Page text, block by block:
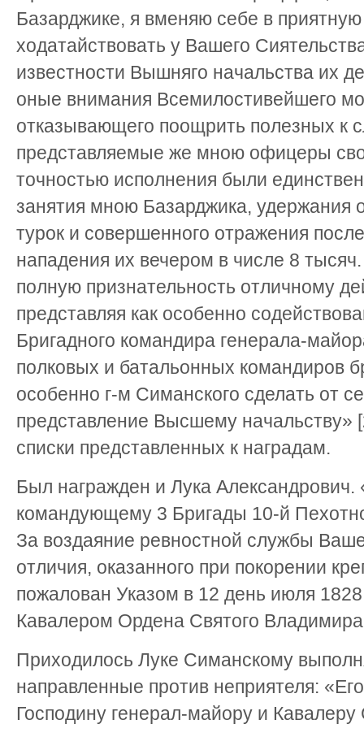
Базарджике, я вменяю себе в
ходатайствовать у Вашего
известности Вышняго начальства их
оные внимания Всемилостивейшего
отказывающего поощрить полезных к
представляемые же мною офицеры
точностью исполнения были
занятия мною Базарджика, удержания
турок и совершенного отражения
нападения их вечером в числе 8
полную признательность отличному
представляя как особенно
Бригадного командира генерала-
полковых и батальонных командиров
особенно г-м Симанского сделать от
представление Высшему начальству»
списки представленных к наградам.
Был награжден и Лука
командующему 3 Бригады 10-й
За воздаяние ревностной службы
отличия, оказанного при покорении
пожалован Указом в 12 день июля
Кавалером Ордена Святого
Приходилось Луке Симанскому
направленные против неприятеля:
Господину генерал-майору и